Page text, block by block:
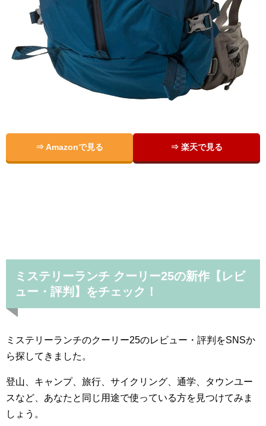
⇒ Amazonで見る ⇒ 楽天で見る
ミステリーランチ クーリー25の新作【レビ
ュー・評判】をチェック！
ミステリーランチのクーリー25のレビュー・評判をSNSか
ら探してきました。
登山、キャンプ、旅行、サイクリング、通学、タウンユー
スなど、あなたと同じ用途で使っている方を見つけてみま
しょう。